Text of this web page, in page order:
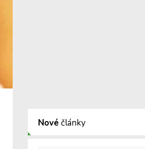
Nové články